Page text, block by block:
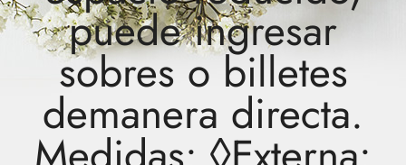
puede ingresar
sobres o billetes
demanera directa.